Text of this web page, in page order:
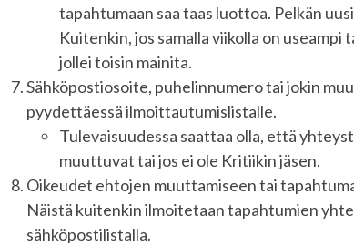
tapahtumaan saa taas luottoa. Pelkän
Kuitenkin, jos samalla viikolla on
jollei toisin mainita.
Sähköpostiosoite, puhelinnumero tai jokin
pyydettäessä ilmoittautumislistalle.
Tulevaisuudessa saattaa olla, että
muuttuvat tai jos ei ole Kritiikin jäsen.
Oikeudet ehtojen muuttamiseen tai
Näistä kuitenkin ilmoitetaan tapahtumien
sähköpostilistalla.